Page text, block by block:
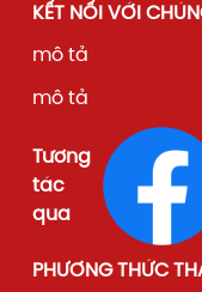
KẾT NỐI VỚI
mô tả
mô tả
Tương
tác
qua
PHƯƠNG THỨC